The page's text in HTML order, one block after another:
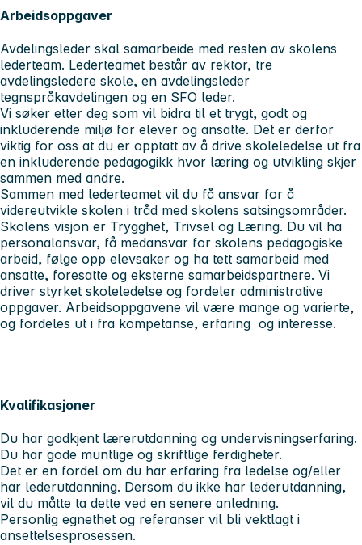
Arbeidsoppgaver
Avdelingsleder skal samarbeide med resten av skolens
lederteam. Lederteamet består av rektor, tre
avdelingsledere skole, en avdelingsleder
tegnspråkavdelingen og en SFO leder.
Vi søker etter deg som vil bidra til et trygt, godt og
inkluderende miljø for elever og ansatte. Det er derfor
viktig for oss at du er opptatt av å drive skoleledelse ut fra
en inkluderende pedagogikk hvor læring og utvikling skjer
sammen med andre.
Sammen med lederteamet vil du få ansvar for å
videreutvikle skolen i tråd med skolens satsingsområder.
Skolens visjon er Trygghet, Trivsel og Læring. Du vil ha
personalansvar, få medansvar for skolens pedagogiske
arbeid, følge opp elevsaker og ha tett samarbeid med
ansatte, foresatte og eksterne samarbeidspartnere. Vi
driver styrket skoleledelse og fordeler administrative
oppgaver. Arbeidsoppgavene vil være mange og varierte,
og fordeles ut i fra kompetanse, erfaring og interesse.
Kvalifikasjoner
Du har godkjent lærerutdanning og undervisningserfaring.
Du har gode muntlige og skriftlige ferdigheter.
Det er en fordel om du har erfaring fra ledelse og/eller
har lederutdanning. Dersom du ikke har lederutdanning,
vil du måtte ta dette ved en senere anledning.
Personlig egnethet og referanser vil bli vektlagt i
ansettelsesprosessen.